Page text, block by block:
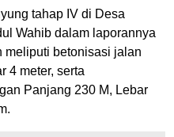
tahap IV di Desa
Wahib dalam laporannya
meliputi betonisasi jalan
4 meter, serta
Panjang 230 M, Lebar